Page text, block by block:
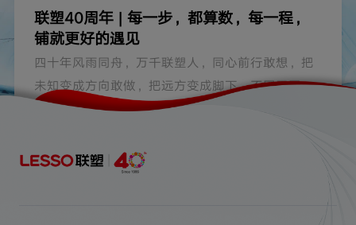
联塑40周年 | 每一步，都算数，每一程，
铺就更好的遇见
四十年风雨同舟，万千联塑人，同心前行敢想，把
未知变成方向敢做，把远方变成脚下，不困于固有
认知，不止于眼前方寸。我们奔赴山海，不是为了
拥抱更丰盈的收获，以实业初心，不负每一份热爱
2026-07-09